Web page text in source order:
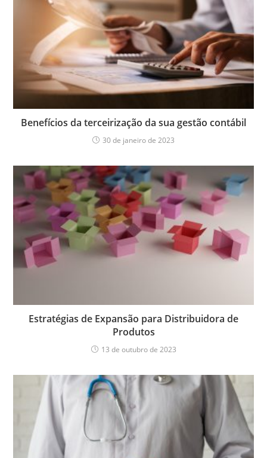
Benefícios da terceirização da sua gestão contábil
30 de janeiro de 2023
Estratégias de Expansão para Distribuidora de
Produtos
13 de outubro de 2023